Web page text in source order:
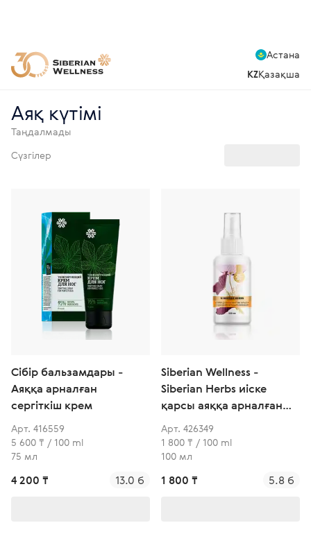
Астана
KZҚазақша
Аяқ күтімі
Таңдалмады
Сүзгілер
Сібір бальзамдары -
Аяққа арналған
сергіткіш крем
Арт. 416559
5 600 ₸ / 100 ml
75 мл
4 200 ₸ 13.0 б
Siberian Wellness -
Siberian Herbs иіске
қарсы аяққа арналған
спрей
Арт. 426349
1 800 ₸ / 100 ml
100 мл
1 800 ₸ 5.8 б